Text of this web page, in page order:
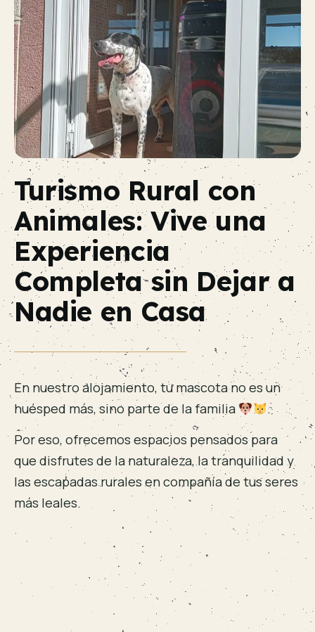
Turismo Rural con
Animales: Vive una
Experiencia
Completa sin Dejar a
Nadie en Casa
En nuestro alojamiento, tu mascota no es un
huésped más, sino parte de la familia
.
Por eso, ofrecemos espacios pensados para
que disfrutes de la naturaleza, la tranquilidad y
las escapadas rurales en compañía de tus seres
más leales.